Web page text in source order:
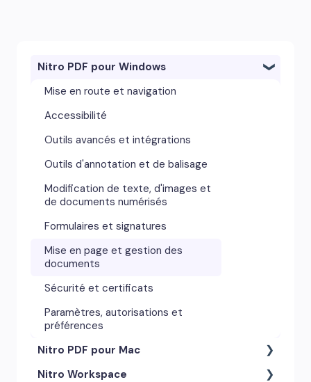
Nitro PDF pour Windows
Mise en route et navigation
Accessibilité
Outils avancés et intégrations
Outils d'annotation et de balisage
Modification de texte, d'images et
de documents numérisés
Formulaires et signatures
Mise en page et gestion des
documents
Sécurité et certificats
Paramètres, autorisations et
préférences
Nitro PDF pour Mac
Outils d'annotation et
Nitro Workspace